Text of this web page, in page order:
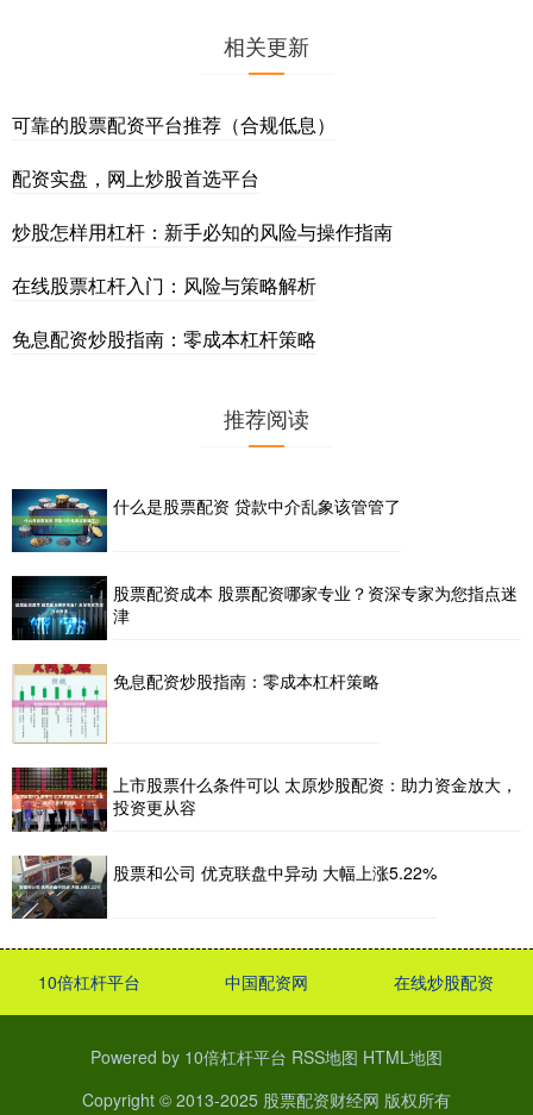
相关更新
可靠的股票配资平台推荐（合规低息）
配资实盘，网上炒股首选平台
炒股怎样用杠杆：新手必知的风险与操作指南
在线股票杠杆入门：风险与策略解析
免息配资炒股指南：零成本杠杆策略
推荐阅读
什么是股票配资 贷款中介乱象该管管了
股票配资成本 股票配资哪家专业？资深专家为您指点迷
津
免息配资炒股指南：零成本杠杆策略
上市股票什么条件可以 太原炒股配资：助力资金放大，
投资更从容
股票和公司 优克联盘中异动 大幅上涨5.22%
10倍杠杆平台 中国配资网 在线炒股配资
Powered by 10倍杠杆平台 RSS地图 HTML地图
Copyright © 2013-2025 股票配资财经网 版权所有